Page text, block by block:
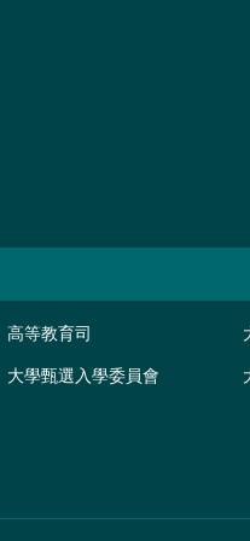
高等教育司
大學甄選入學委員會